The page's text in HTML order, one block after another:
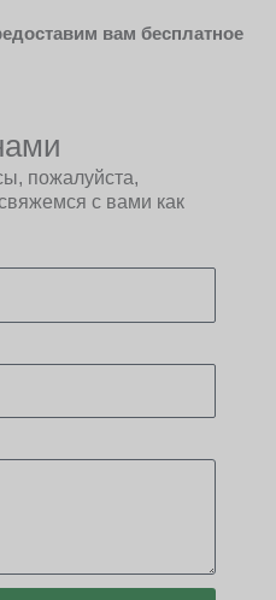
вам бесплатное
пожалуйста,
с вами как